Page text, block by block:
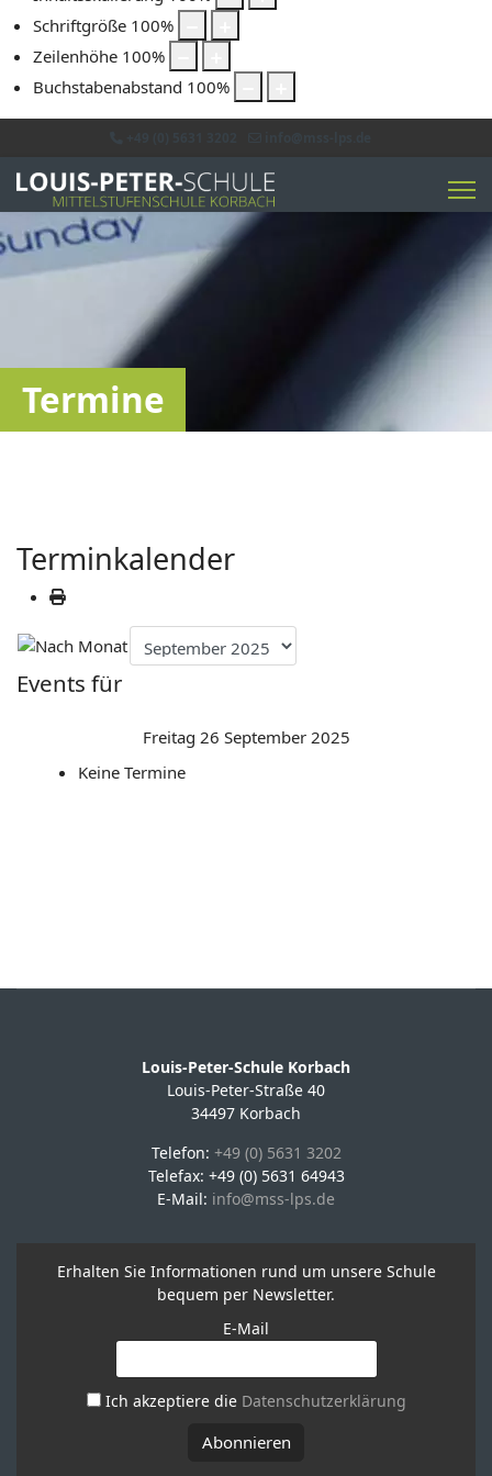
Schriftgröße 100%
Zeilenhöhe 100%
Buchstabenabstand 100%
Termine
Terminkalender
Events für
Freitag 26 September 2025
Keine Termine
Louis-Peter-Schule Korbach
Louis-Peter-Straße 40
34497 Korbach
Telefon: +49 (0) 5631 3202
Telefax: +49 (0) 5631 64943
E-Mail: info@mss-lps.de
Erhalten Sie Informationen rund um unsere Schule
bequem per Newsletter.
E-Mail
Ich akzeptiere die Datenschutzerklärung